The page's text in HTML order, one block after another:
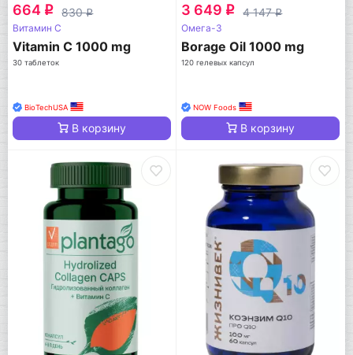
664 q 830q
Витамин C
Vitamin C 1000 mg
30 таблеток
BioTechUSA
В корзину
3 649 q 4 147q
Омега-3
Borage Oil 1000 mg
120 гелевых капсул
NOW Foods
В корзину